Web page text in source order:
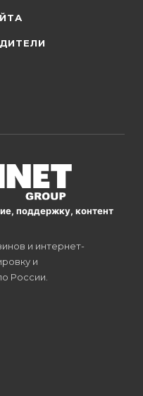
поддержку, контент
и интернет-
и
России.